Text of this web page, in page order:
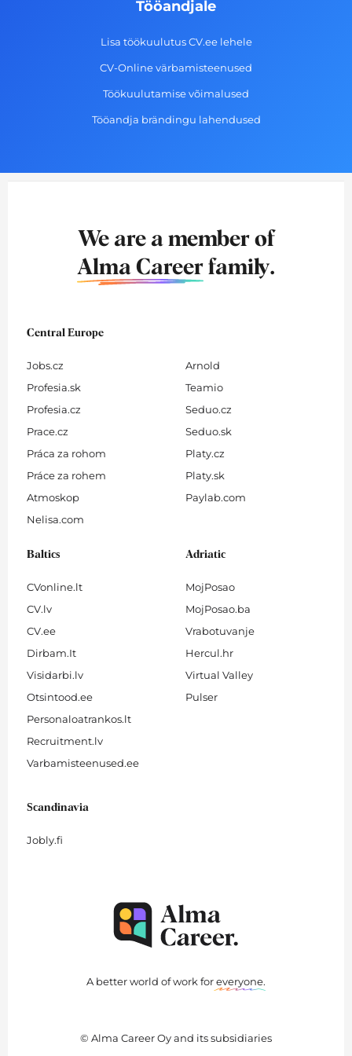
Tööandjale
Lisa töökuulutus CV.ee lehele
CV-Online värbamisteenused
Töökuulutamise võimalused
Tööandja brändingu lahendused
We are a member of
Alma Career family.
Central Europe
Jobs.cz
Profesia.sk
Profesia.cz
Prace.cz
Práca za rohom
Práce za rohem
Atmoskop
Nelisa.com
Arnold
Teamio
Seduo.cz
Seduo.sk
Platy.cz
Platy.sk
Paylab.com
Baltics
CVonline.lt
CV.lv
CV.ee
Dirbam.It
Visidarbi.lv
Otsintood.ee
Personaloatrankos.lt
Recruitment.lv
Varbamisteenused.ee
Adriatic
MojPosao
MojPosao.ba
Vrabotuvanje
Hercul.hr
Virtual Valley
Pulser
Scandinavia
Jobly.fi
A better world of work foreveryone.
© Alma Career Oy and its subsidiaries